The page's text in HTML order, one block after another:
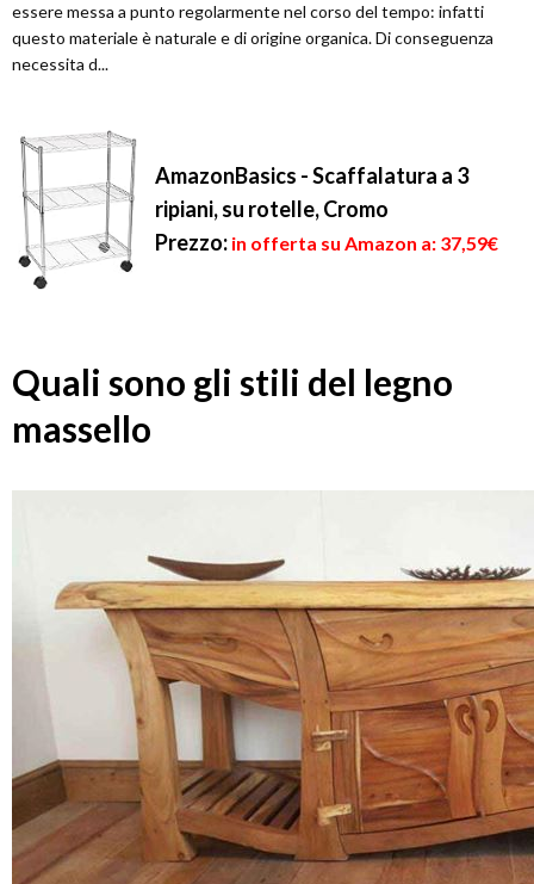
essere messa a punto regolarmente nel corso del tempo: infatti
questo materiale è naturale e di origine organica. Di conseguenza
necessita d...
AmazonBasics - Scaffalatura a 3
ripiani, su rotelle, Cromo
Prezzo: in offerta su Amazon a: 37,59€
Quali sono gli stili del legno
massello